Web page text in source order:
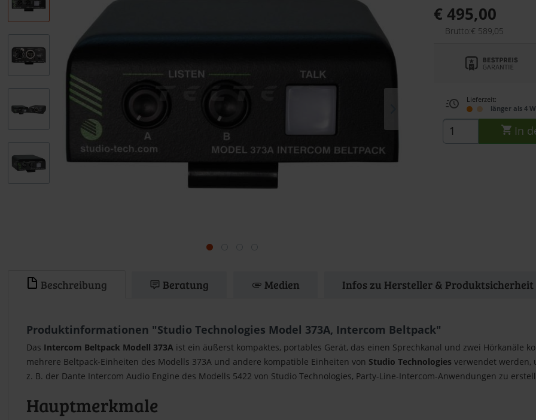
€ 495,00
Brutto:€ 589,05
Lieferzeit:
länger als 4
In
Beschreibung Beratung Medien Infos zu Hersteller & Produktsicherheit
Produktinformationen "Studio Technologies Model 373A, Intercom Beltpack"
Das Intercom Beltpack Modell 373A ist ein äußerst kompaktes, portables Gerät, das einen Sprechkanal und zwei Hörkanäle
mehrere Beltpack-Einheiten des Modells 373A und andere kompatible Einheiten von Studio Technologies verwendet werden,
z. B. der Dante Intercom Audio Engine des Modells 5422 von Studio Technologies, Party-Line-Intercom-Anwendungen zu
Hauptmerkmale